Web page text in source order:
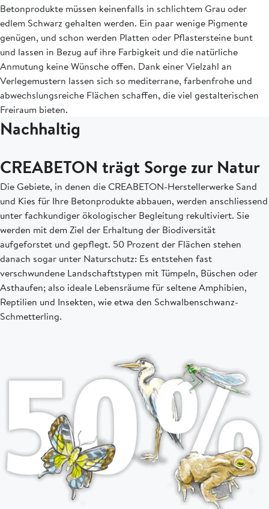
Betonprodukte müssen keinenfalls in schlichtem Grau oder
edlem Schwarz gehalten werden. Ein paar wenige Pigmente
genügen, und schon werden Platten oder Pflastersteine bunt
und lassen in Bezug auf ihre Farbigkeit und die natürliche
Anmutung keine Wünsche offen. Dank einer Vielzahl an
Verlegemustern lassen sich so mediterrane, farbenfrohe und
abwechslungsreiche Flächen schaffen, die viel gestalterischen
Freiraum bieten.
Nachhaltig
CREABETON trägt Sorge zur Natur
Die Gebiete, in denen die CREABETON-Herstellerwerke Sand
und Kies für Ihre Betonprodukte abbauen, werden anschliessend
unter fachkundiger ökologischer Begleitung rekultiviert. Sie
werden mit dem Ziel der Erhaltung der Biodiversität
aufgeforstet und gepflegt. 50 Prozent der Flächen stehen
danach sogar unter Naturschutz: Es entstehen fast
verschwundene Landschaftstypen mit Tümpeln, Büschen oder
Asthaufen; also ideale Lebensräume für seltene Amphibien,
Reptilien und Insekten, wie etwa den Schwalbenschwanz-
Schmetterling.